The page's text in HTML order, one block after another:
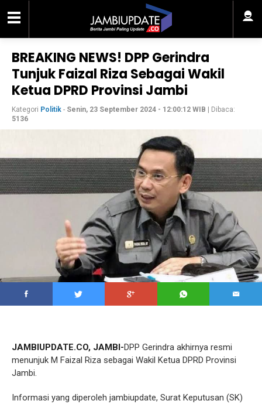
BREAKING NEWS! DPP Gerindra
Tunjuk Faizal Riza Sebagai Wakil
Ketua DPRD Provinsi Jambi
Kategori Politik - Senin, 23 September 2024 - 12:00:12 WIB | Dibaca:
5136
JAMBIUPDATE.CO, JAMBI-DPP Gerindra akhirnya resmi
menunjuk M Faizal Riza sebagai Wakil Ketua DPRD Provinsi
Jambi.
Informasi yang diperoleh jambiupdate, Surat Keputusan (SK)